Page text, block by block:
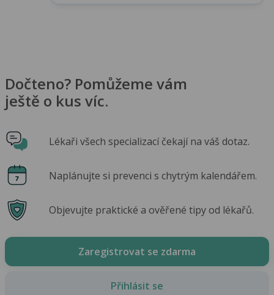
Dočteno? Pomůžeme vám
ještě o kus víc.
Lékaři všech specializací čekají na váš dotaz.
Naplánujte si prevenci s chytrým kalendářem.
Objevujte praktické a ověřené tipy od lékařů.
Zaregistrovat se zdarma
Přihlásit se